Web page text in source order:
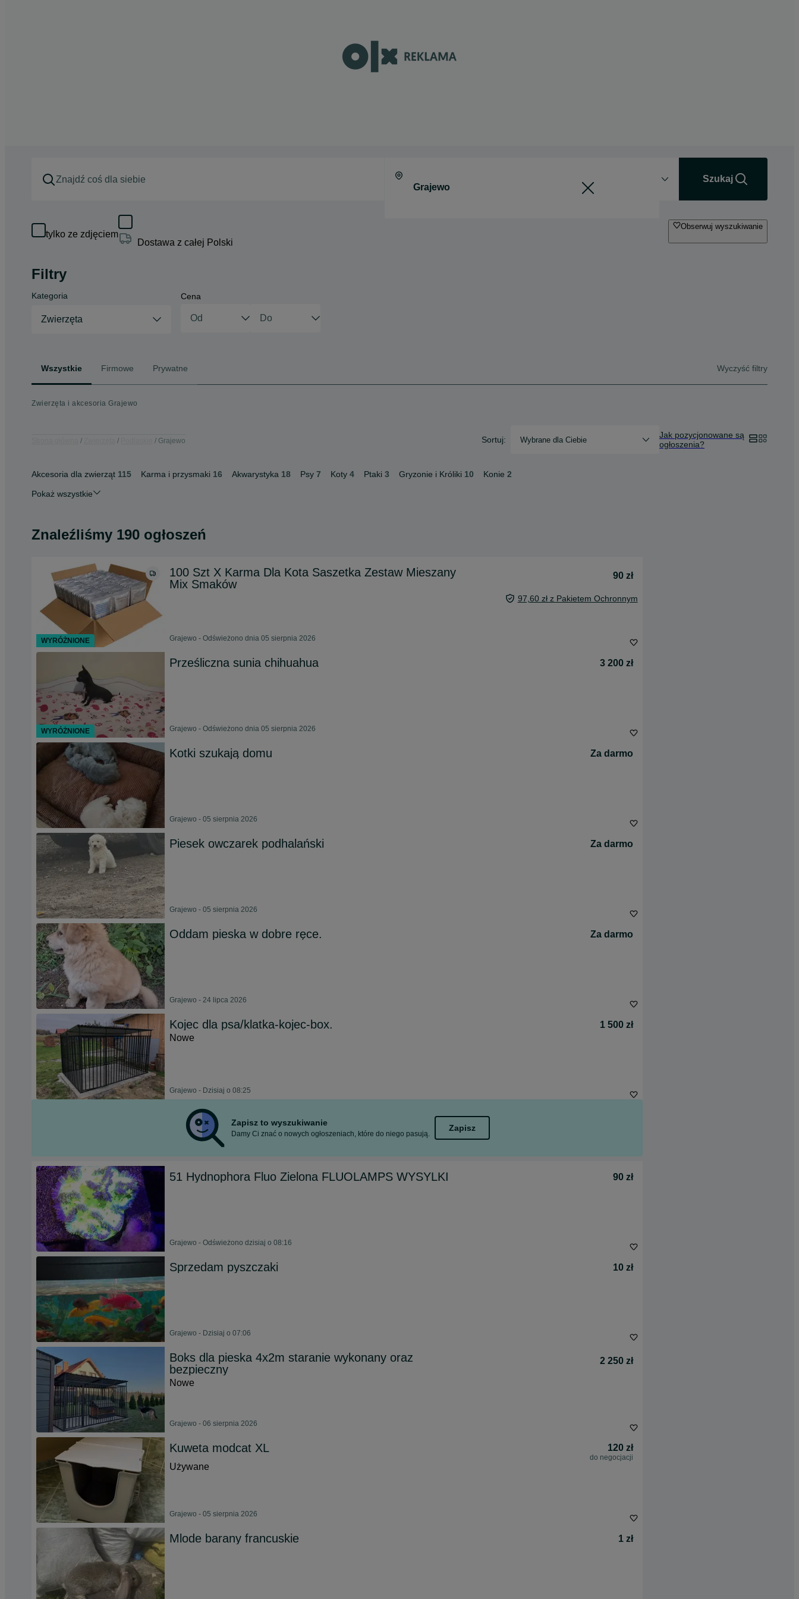
Szukaj
tylko ze zdjęciem
Dostawa z całej Polski
Obserwuj wyszukiwanie
Filtry
Kategoria
Zwierzęta
Cena
Wszystkie Firmowe Prywatne Wyczyść filtry
Zwierzęta i akcesoria Grajewo
Grajewo Sortuj: Wybrane dla Ciebie
Jak pozycjonowane są
ogłoszenia?
Akcesoria dla zwierząt 115 Karma i przysmaki 16 Akwarystyka 18 Psy 7 Koty 4 Ptaki 3 Gryzonie i Króliki 10 Konie 2
Pokaż wszystkie
Znaleźliśmy 190 ogłoszeń
100 Szt X Karma Dla Kota Saszetka Zestaw Mieszany
Mix Smaków
90 zł
97,60 zł z Pakietem Ochronnym
Grajewo - Odświeżono dnia 05 sierpnia 2026
Prześliczna sunia chihuahua 3 200 zł
Grajewo - Odświeżono dnia 05 sierpnia 2026
Kotki szukają domu Za darmo
Grajewo - 05 sierpnia 2026
Piesek owczarek podhalański Za darmo
Grajewo - 05 sierpnia 2026
Oddam pieska w dobre ręce. Za darmo
Grajewo - 24 lipca 2026
Kojec dla psa/klatka-kojec-box.
1 500 zł
Nowe
Grajewo - Dzisiaj o 08:25
Zapisz to wyszukiwanie
Damy Ci znać o nowych ogłoszeniach, które do niego pasują.
Zapisz
51 Hydnophora Fluo Zielona FLUOLAMPS WYSYLKI 90 zł
Grajewo - Odświeżono dzisiaj o 08:16
Sprzedam pyszczaki 10 zł
Grajewo - Dzisiaj o 07:06
Boks dla pieska 4x2m staranie wykonany oraz
bezpieczny
2 250 zł
Nowe
Grajewo - 06 sierpnia 2026
Kuweta modcat XL 120 zł
do negocjacji
Używane
Grajewo - 05 sierpnia 2026
Mlode barany francuskie 1 zł
WYRÓŻNIONE
WYRÓŻNIONE